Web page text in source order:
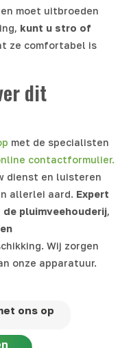
moet uitbroeden
kunt u stro of
ze comfortabel is
dit
met de specialisten
contactformulier.
dienst en luisteren
allerlei aard. Expert
de pluimveehouderij,
Wij zorgen
onze apparatuur.
ons op